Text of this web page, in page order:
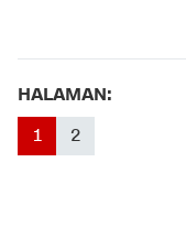
HALAMAN:
1 2